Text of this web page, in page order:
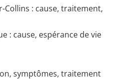
Collins : cause, traitement,
: cause, espérance de vie
symptômes, traitement